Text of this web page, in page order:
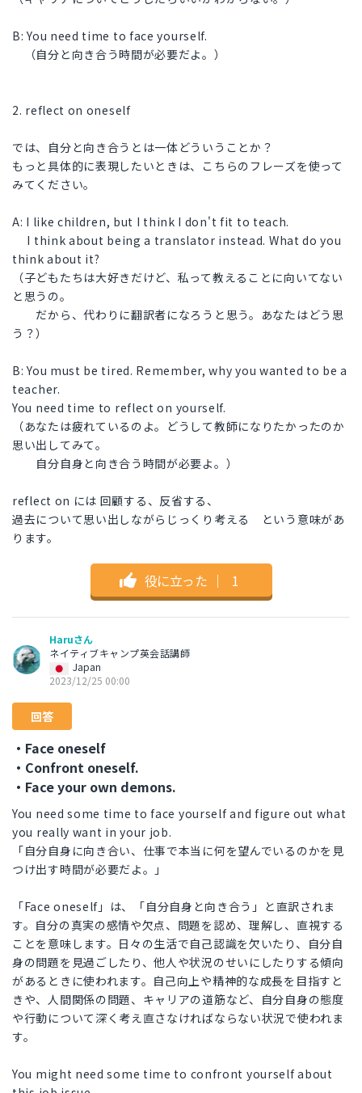
B: You need time to face yourself.
（自分と向き合う時間が必要だよ。）
2. reflect on oneself
では、自分と向き合うとは一体どういうことか？
もっと具体的に表現したいときは、こちらのフレーズを使って
みてください。
A: I like children, but I think I don't fit to teach.
I think about being a translator instead. What do you
think about it?
（子どもたちは大好きだけど、私って教えることに向いてない
と思うの。
だから、代わりに翻訳者になろうと思う。あなたはどう思
う？）
B: You must be tired. Remember, why you wanted to be a
teacher.
You need time to reflect on yourself.
（あなたは疲れているのよ。どうして教師になりたかったのか
思い出してみて。
自分自身と向き合う時間が必要よ。）
reflect on には 回顧する、反省する、
過去について思い出しながらじっくり考える という意味があ
ります。
役に立った ｜ 1
Haruさん
ネイティブキャンプ英会話講師
Japan
2023/12/25 00:00
回答
・Face oneself
・Confront oneself.
・Face your own demons.
You need some time to face yourself and figure out what
you really want in your job.
「自分自身に向き合い、仕事で本当に何を望んでいるのかを見
つけ出す時間が必要だよ。」
「Face oneself」は、「自分自身と向き合う」と直訳されま
す。自分の真実の感情や欠点、問題を認め、理解し、直視する
ことを意味します。日々の生活で自己認識を欠いたり、自分自
身の問題を見過ごしたり、他人や状況のせいにしたりする傾向
があるときに使われます。自己向上や精神的な成長を目指すと
きや、人間関係の問題、キャリアの道筋など、自分自身の態度
や行動について深く考え直さなければならない状況で使われま
す。
You might need some time to confront yourself about